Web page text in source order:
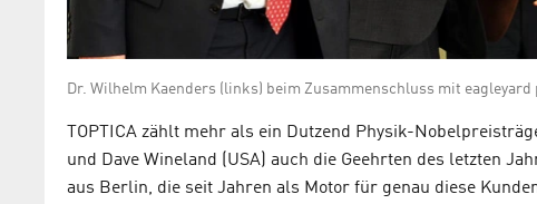
Dr. Wilhelm Kaenders (links) beim Zusammenschluss mit
TOPTICA zählt mehr als ein Dutzend Physik-
und Dave Wineland (USA) auch die Geehrten des letzten
aus Berlin, die seit Jahren als Motor für genau diese